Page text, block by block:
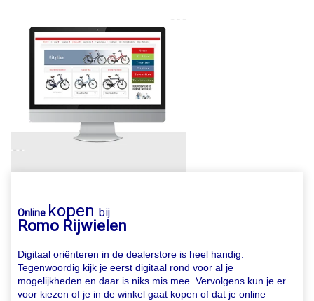
Online kopen bij...
Romo Rijwielen
Digitaal oriënteren in de dealerstore is heel handig.
Tegenwoordig kijk je eerst digitaal rond voor al je
mogelijkheden en daar is niks mis mee. Vervolgens kun je er
voor kiezen of je in de winkel gaat kopen of dat je online